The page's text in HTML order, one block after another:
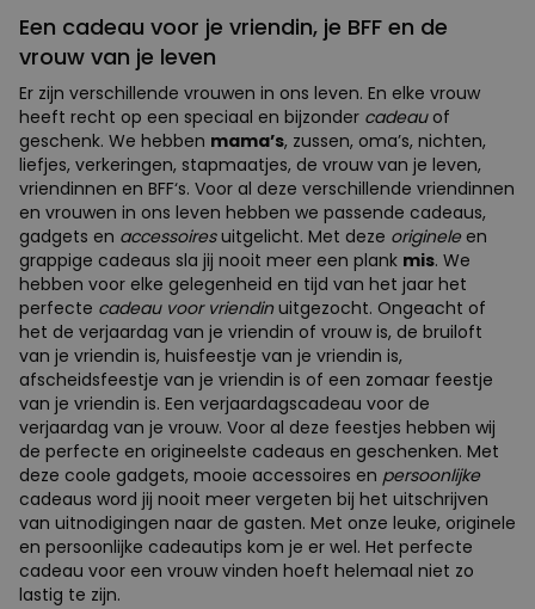
Een cadeau voor je vriendin, je BFF en de
vrouw van je leven
Er zijn verschillende vrouwen in ons leven. En elke vrouw
heeft recht op een speciaal en bijzonder cadeauof
geschenk. We hebben mama’s, zussen, oma’s, nichten,
liefjes, verkeringen, stapmaatjes, de vrouw van je leven,
vriendinnen en BFF‘s. Voor al deze verschillende vriendinnen
en vrouwen in ons leven hebben we passende cadeaus,
gadgets en accessoiresuitgelicht. Met deze origineleen
grappige cadeaus sla jij nooit meer een plank mis. We
hebben voor elke gelegenheid en tijd van het jaar het
perfecte cadeau voor vriendinuitgezocht. Ongeacht of
het de verjaardag van je vriendin of vrouw is, de bruiloft
van je vriendin is, huisfeestje van je vriendin is,
afscheidsfeestje van je vriendin is of een zomaar feestje
van je vriendin is. Een verjaardagscadeau voor de
verjaardag van je vrouw. Voor al deze feestjes hebben wij
de perfecte en origineelste cadeaus en geschenken. Met
deze coole gadgets, mooie accessoires en persoonlijke
cadeaus word jij nooit meer vergeten bij het uitschrijven
van uitnodigingen naar de gasten. Met onze leuke, originele
en persoonlijke cadeautips kom je er wel. Het perfecte
cadeau voor een vrouw vinden hoeft helemaal niet zo
lastig te zijn.